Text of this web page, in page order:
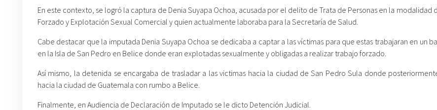
En este contexto, se logró la captura de Denia Suyapa Ochoa, acusada por el delito de Trata de Personas en la modalidad
Forzado y Explotación Sexual Comercial y quien actualmente laboraba para la Secretaría de Salud.
Cabe destacar que la imputada Denia Suyapa Ochoa se dedicaba a captar a las víctimas para que estas trabajaran en un
en la Isla de San Pedro en Belice donde eran explotadas sexualmente y obligadas a realizar trabajo forzado.
Así mismo, la detenida se encargaba de trasladar a las victimas hacia la ciudad de San Pedro Sula donde
hacia la ciudad de Guatemala con rumbo a Belice.
Finalmente, en Audiencia de Declaración de Imputado se le dicto Detención Judicial.